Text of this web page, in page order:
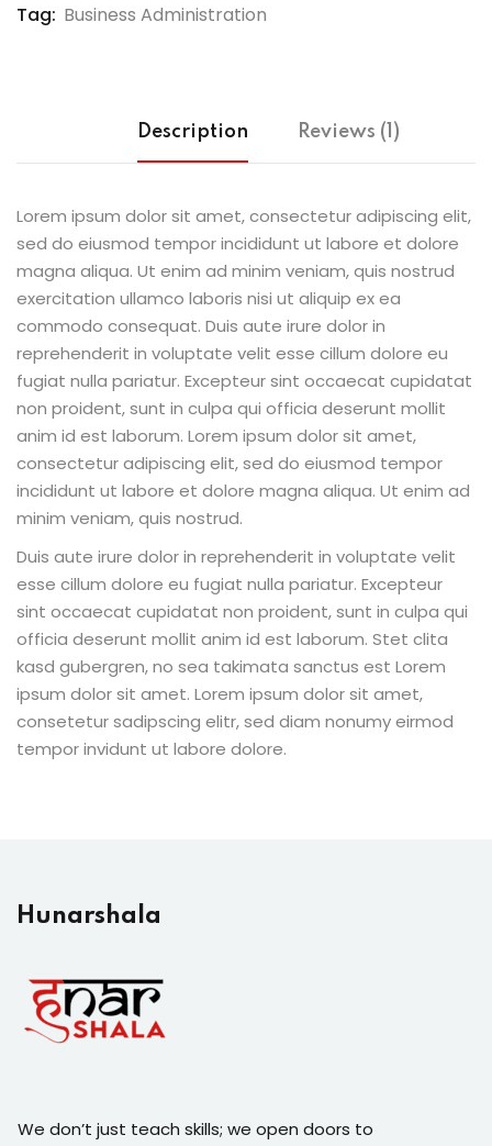
Tag: Business Administration
Description Reviews (1)
Lorem ipsum dolor sit amet, consectetur adipiscing elit,
sed do eiusmod tempor incididunt ut labore et dolore
magna aliqua. Ut enim ad minim veniam, quis nostrud
exercitation ullamco laboris nisi ut aliquip ex ea
commodo consequat. Duis aute irure dolor in
reprehenderit in voluptate velit esse cillum dolore eu
fugiat nulla pariatur. Excepteur sint occaecat cupidatat
non proident, sunt in culpa qui officia deserunt mollit
anim id est laborum. Lorem ipsum dolor sit amet,
consectetur adipiscing elit, sed do eiusmod tempor
incididunt ut labore et dolore magna aliqua. Ut enim ad
minim veniam, quis nostrud.
Duis aute irure dolor in reprehenderit in voluptate velit
esse cillum dolore eu fugiat nulla pariatur. Excepteur
sint occaecat cupidatat non proident, sunt in culpa qui
officia deserunt mollit anim id est laborum. Stet clita
kasd gubergren, no sea takimata sanctus est Lorem
ipsum dolor sit amet. Lorem ipsum dolor sit amet,
consetetur sadipscing elitr, sed diam nonumy eirmod
tempor invidunt ut labore dolore.
Hunarshala​
We don’t just teach skills; we open doors to